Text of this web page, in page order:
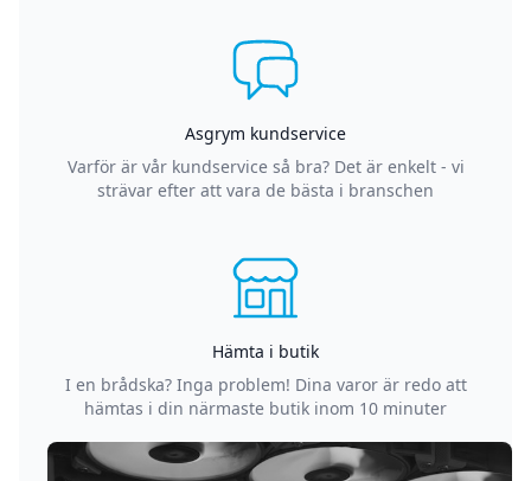
Asgrym kundservice
Varför är vår kundservice så bra? Det är enkelt - vi
strävar efter att vara de bästa i branschen
Hämta i butik
I en brådska? Inga problem! Dina varor är redo att
hämtas i din närmaste butik inom 10 minuter